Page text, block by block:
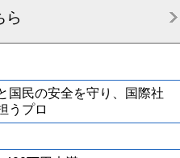
ら
国民の安全を守り、国際社
うプロ